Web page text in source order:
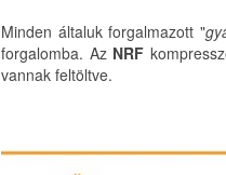
Minden általuk forgalmazott "
forgalomba. Az NRF
vannak feltöltve.